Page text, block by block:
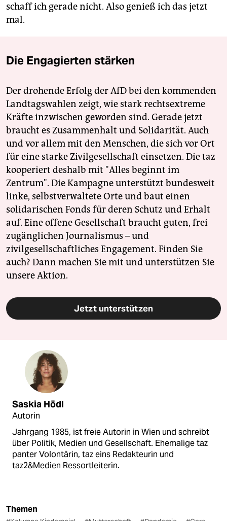
schaff ich gerade nicht. Also genieß ich das jetzt
mal.
Die Engagierten stärken
Der drohende Erfolg der AfD bei den kommenden
Landtagswahlen zeigt, wie stark rechtsextreme
Kräfte inzwischen geworden sind. Gerade jetzt
braucht es Zusammenhalt und Solidarität. Auch
und vor allem mit den Menschen, die sich vor Ort
für eine starke Zivilgesellschaft einsetzen. Die taz
kooperiert deshalb mit "Alles beginnt im
Zentrum". Die Kampagne unterstützt bundesweit
linke, selbstverwaltete Orte und baut einen
solidarischen Fonds für deren Schutz und Erhalt
auf. Eine offene Gesellschaft braucht guten, frei
zugänglichen Journalismus – und
zivilgesellschaftliches Engagement. Finden Sie
auch? Dann machen Sie mit und unterstützen Sie
unsere Aktion.
Jetzt unterstützen
Saskia Hödl
Autorin
Jahrgang 1985, ist freie Autorin in Wien und schreibt
über Politik, Medien und Gesellschaft. Ehemalige taz
panter Volontärin, taz eins Redakteurin und
taz2&Medien Ressortleiterin.
Themen